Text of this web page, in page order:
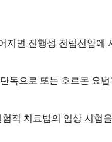
지면 진행성 전립선암
독으로 또는 호르몬 요
적 치료법의 임상 시험